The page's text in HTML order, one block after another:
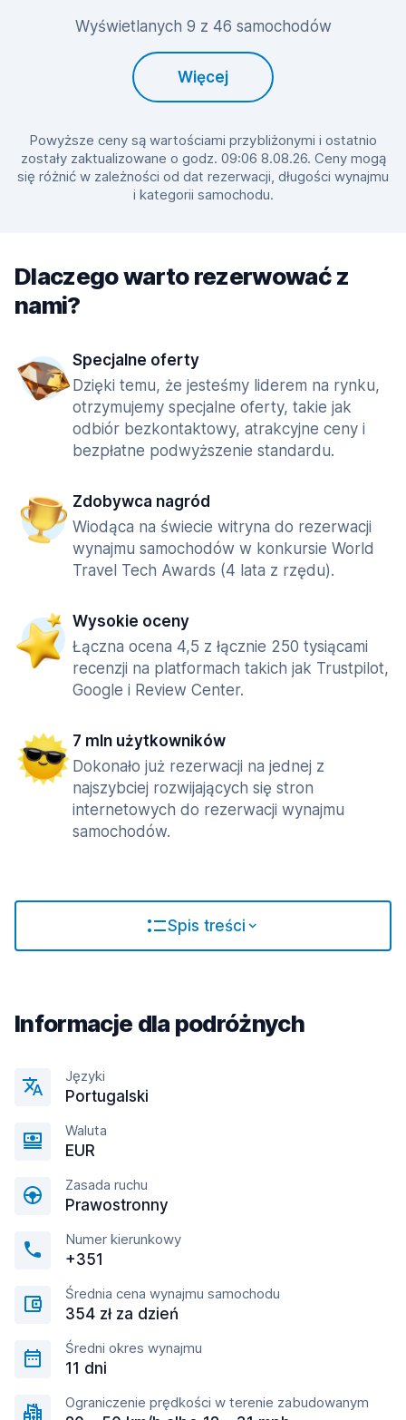
Wyświetlanych 9 z 46 samochodów
Więcej
Powyższe ceny są wartościami przybliżonymi i ostatnio
zostały zaktualizowane o godz. 09:06 8.08.26. Ceny mogą
się różnić w zależności od dat rezerwacji, długości wynajmu
i kategorii samochodu.
Dlaczego warto rezerwować z
nami?
Specjalne oferty
Dzięki temu, że jesteśmy liderem na rynku,
otrzymujemy specjalne oferty, takie jak
odbiór bezkontaktowy, atrakcyjne ceny i
bezpłatne podwyższenie standardu.
Zdobywca nagród
Wiodąca na świecie witryna do rezerwacji
wynajmu samochodów w konkursie World
Travel Tech Awards (4 lata z rzędu).
Wysokie oceny
Łączna ocena 4,5 z łącznie 250 tysiącami
recenzji na platformach takich jak Trustpilot,
Google i Review Center.
7 mln użytkowników
Dokonało już rezerwacji na jednej z
najszybciej rozwijających się stron
internetowych do rezerwacji wynajmu
samochodów.
Spis treści
Informacje dla podróżnych
Języki
Portugalski
Waluta
EUR
Zasada ruchu
Prawostronny
Numer kierunkowy
+351
Średnia cena wynajmu samochodu
354 zł za dzień
Średni okres wynajmu
11 dni
Ograniczenie prędkości w terenie zabudowanym